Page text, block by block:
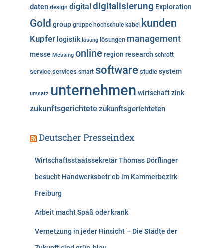
n
daten design digital digitalisierung Exploration
Gold group gruppe hochschule kabel kunden
Kupfer logistik lösung lösungen management
messe Messing online region research schrott
service services smart software studie system
umsatz unternehmen wirtschaftzink
zukunftsgerichtete zukunftsgerichteten
Deutscher Presseindex
Wirtschaftsstaatssekretär Thomas Dörflinger
besucht Handwerksbetrieb im Kammerbezirk
Freiburg
Arbeit macht Spaß oder krank
Vernetzung in jeder Hinsicht – Die Städte der